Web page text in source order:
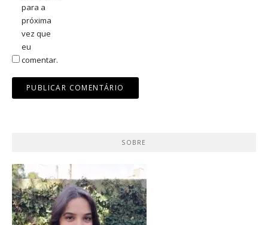
para a
próxima
vez que
eu
comentar.
SOBRE